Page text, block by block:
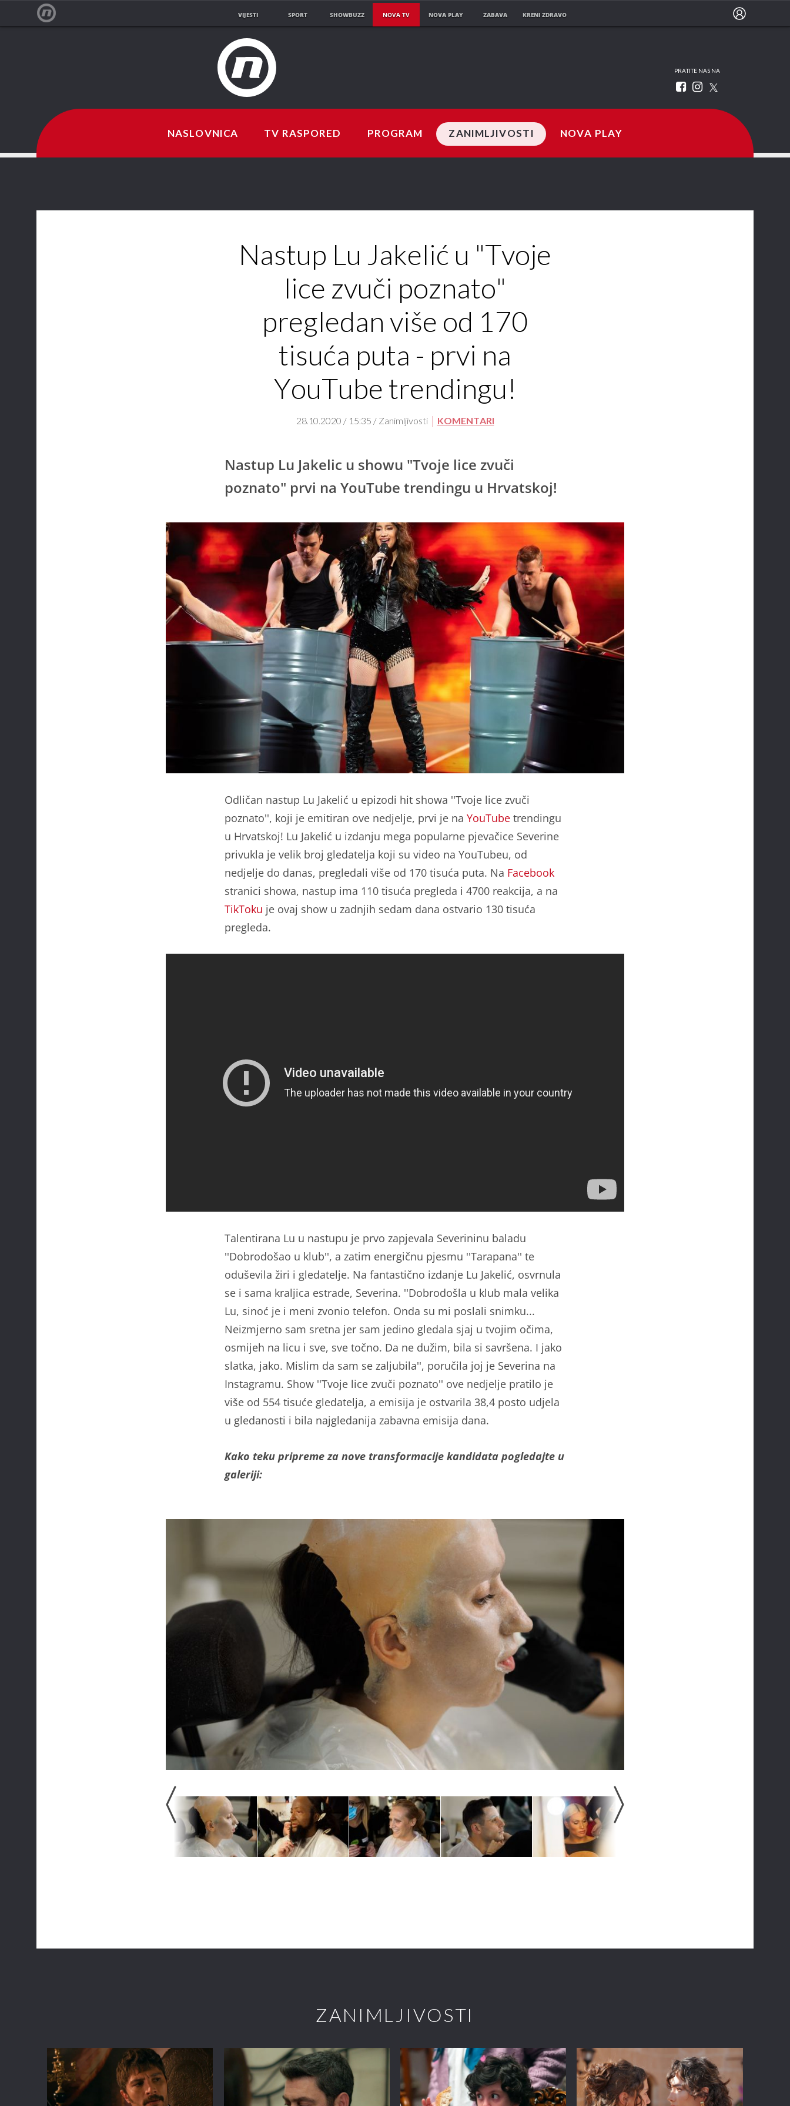
VIJESTI SPORT SHOWBUZZ NOVA TV NOVA PLAY ZABAVA KRENI ZDRAVO
PRATITE NAS NA
NASLOVNICA TV RASPORED PROGRAM ZANIMLJIVOSTI NOVA PLAY
Nastup Lu Jakelić u "Tvoje
lice zvuči poznato"
pregledan više od 170
tisuća puta - prvi na
YouTube trendingu!
28.10.2020 / 15:35 / Zanimljivosti KOMENTARI
Nastup Lu Jakelic u showu "Tvoje lice zvuči
poznato" prvi na YouTube trendingu u Hrvatskoj!
Odličan nastup Lu Jakelić u epizodi hit showa ''Tvoje lice zvuči
poznato'', koji je emitiran ove nedjelje, prvi je na YouTube trendingu
u Hrvatskoj! Lu Jakelić u izdanju mega popularne pjevačice Severine
privukla je velik broj gledatelja koji su video na YouTubeu, od
nedjelje do danas, pregledali više od 170 tisuća puta. Na Facebook
stranici showa, nastup ima 110 tisuća pregleda i 4700 reakcija, a na
TikToku je ovaj show u zadnjih sedam dana ostvario 130 tisuća
pregleda.
Talentirana Lu u nastupu je prvo zapjevala Severininu baladu
''Dobrodošao u klub'', a zatim energičnu pjesmu ''Tarapana'' te
oduševila žiri i gledatelje. Na fantastično izdanje Lu Jakelić, osvrnula
se i sama kraljica estrade, Severina. ''Dobrodošla u klub mala velika
Lu, sinoć je i meni zvonio telefon. Onda su mi poslali snimku...
Neizmjerno sam sretna jer sam jedino gledala sjaj u tvojim očima,
osmijeh na licu i sve, sve točno. Da ne dužim, bila si savršena. I jako
slatka, jako. Mislim da sam se zaljubila'', poručila joj je Severina na
Instagramu. Show ''Tvoje lice zvuči poznato'' ove nedjelje pratilo je
više od 554 tisuće gledatelja, a emisija je ostvarila 38,4 posto udjela
u gledanosti i bila najgledanija zabavna emisija dana.
Kako teku pripreme za nove transformacije kandidata pogledajte u
galeriji:
ZANIMLJIVOSTI